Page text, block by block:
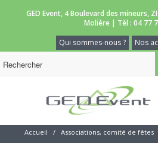
GED Event, 4 Boulevard des mineurs,
Molière | Tèl :04 77
Nos
Qui sommes-nous ?
Accueil / Associations, comité de fêtes